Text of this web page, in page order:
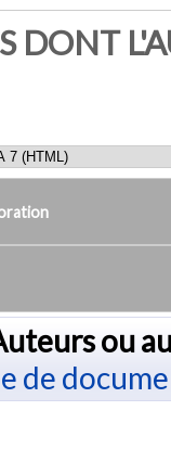
DONT
ou
de